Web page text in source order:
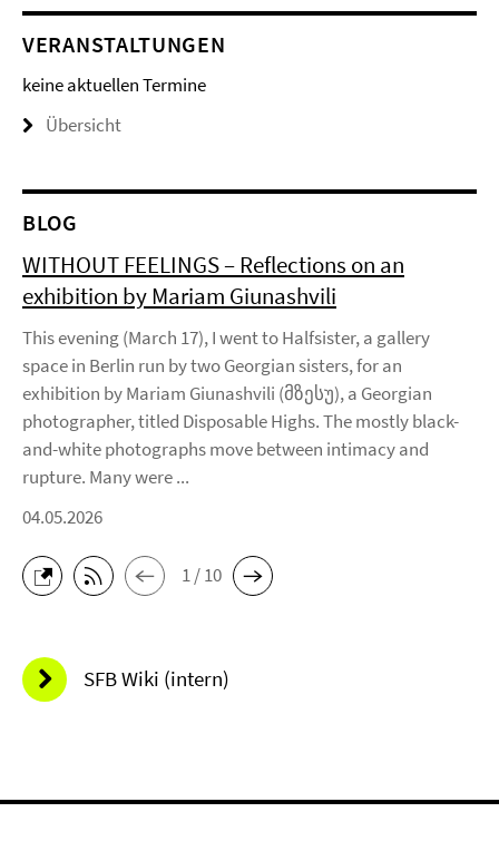
VERANSTALTUNGEN
keine aktuellen Termine
Übersicht
BLOG
WITHOUT FEELINGS – Reflections on an
exhibition by Mariam Giunashvili
This evening (March 17), I went to Halfsister, a gallery
space in Berlin run by two Georgian sisters, for an
exhibition by Mariam Giunashvili (მზესუ), a Georgian
photographer, titled Disposable Highs. The mostly black-
and-white photographs move between intimacy and
rupture. Many were ...
04.05.2026
1 / 10
SFB Wiki (intern)